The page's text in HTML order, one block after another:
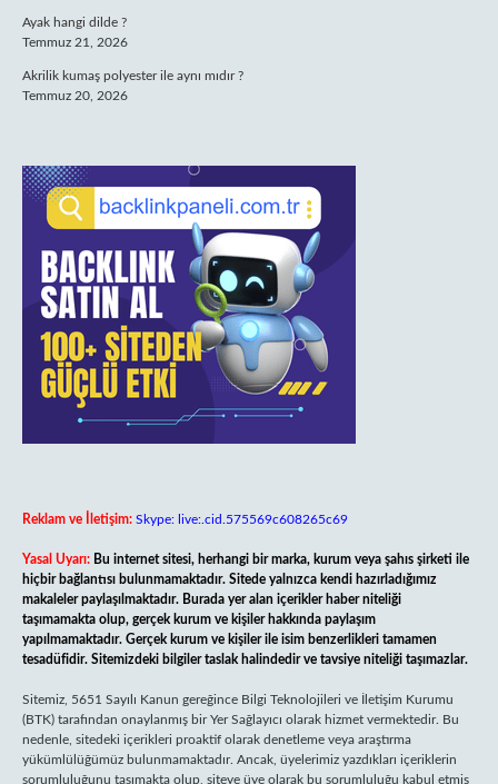
Ayak hangi dilde ?
Temmuz 21, 2026
Akrilik kumaş polyester ile aynı mıdır ?
Temmuz 20, 2026
Reklam ve İletişim: Skype: live:.cid.575569c608265c69
Yasal Uyarı: Bu internet sitesi, herhangi bir marka, kurum veya şahıs şirketi ile
hiçbir bağlantısı bulunmamaktadır. Sitede yalnızca kendi hazırladığımız
makaleler paylaşılmaktadır. Burada yer alan içerikler haber niteliği
taşımamakta olup, gerçek kurum ve kişiler hakkında paylaşım
yapılmamaktadır. Gerçek kurum ve kişiler ile isim benzerlikleri tamamen
tesadüfidir. Sitemizdeki bilgiler taslak halindedir ve tavsiye niteliği taşımazlar.
Sitemiz, 5651 Sayılı Kanun gereğince Bilgi Teknolojileri ve İletişim Kurumu
(BTK) tarafından onaylanmış bir Yer Sağlayıcı olarak hizmet vermektedir. Bu
nedenle, sitedeki içerikleri proaktif olarak denetleme veya araştırma
yükümlülüğümüz bulunmamaktadır. Ancak, üyelerimiz yazdıkları içeriklerin
sorumluluğunu taşımakta olup, siteye üye olarak bu sorumluluğu kabul etmiş